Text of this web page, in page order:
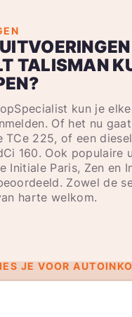
TALISMAN
kun je
Of het nu
TCe 225, of een
160. Ook populaire
Initiale Paris, Zen en
Zowel de
harte welkom.
JE VOOR